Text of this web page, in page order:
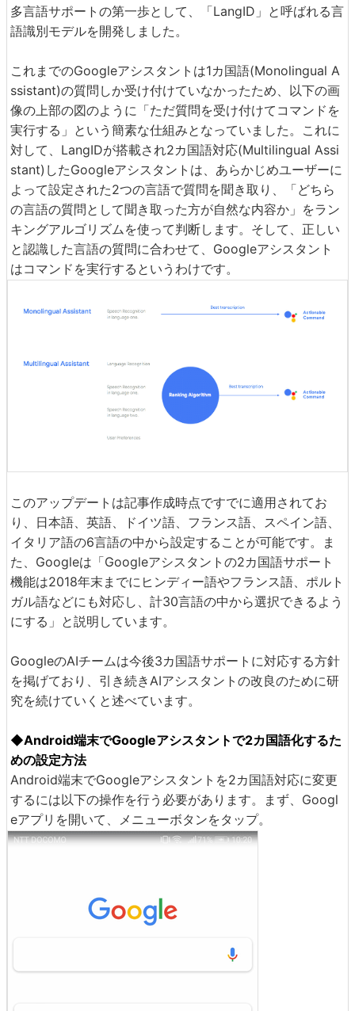
多言語サポートの第一歩として、「LangID」と呼ばれる言
語識別モデルを開発しました。
これまでのGoogleアシスタントは1カ国語(Monolingual A
ssistant)の質問しか受け付けていなかったため、以下の画
像の上部の図のように「ただ質問を受け付けてコマンドを
実行する」という簡素な仕組みとなっていました。これに
対して、LangIDが搭載され2カ国語対応(Multilingual Assi
stant)したGoogleアシスタントは、あらかじめユーザーに
よって設定された2つの言語で質問を聞き取り、「どちら
の言語の質問として聞き取った方が自然な内容か」をラン
キングアルゴリズムを使って判断します。そして、正しい
と認識した言語の質問に合わせて、Googleアシスタント
はコマンドを実行するというわけです。
このアップデートは記事作成時点ですでに適用されてお
り、日本語、英語、ドイツ語、フランス語、スペイン語、
イタリア語の6言語の中から設定することが可能です。ま
た、Googleは「Googleアシスタントの2カ国語サポート
機能は2018年末までにヒンディー語やフランス語、ポルト
ガル語などにも対応し、計30言語の中から選択できるよう
にする」と説明しています。
GoogleのAIチームは今後3カ国語サポートに対応する方針
を掲げており、引き続きAIアシスタントの改良のために研
究を続けていくと述べています。
◆Android端末でGoogleアシスタントで2カ国語化するた
めの設定方法
Android端末でGoogleアシスタントを2カ国語対応に変更
するには以下の操作を行う必要があります。まず、Googl
eアプリを開いて、メニューボタンをタップ。